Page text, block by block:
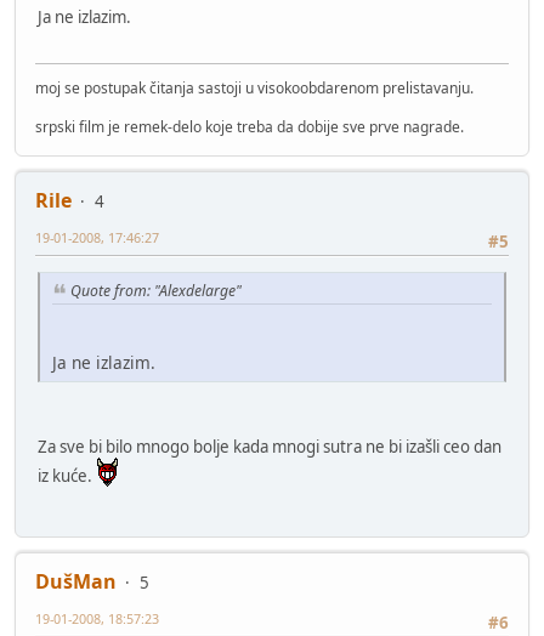
Ja ne izlazim.
moj se postupak čitanja sastoji u visokoobdarenom prelistavanju.
srpski film je remek-delo koje treba da dobije sve prve nagrade.
Rile
4
#5
19-01-2008, 17:46:27
Quote from: "Alexdelarge"
Ja ne izlazim.
Za sve bi bilo mnogo bolje kada mnogi sutra ne bi izašli ceo dan
iz kuće.
DušMan
5
#6
19-01-2008, 18:57:23